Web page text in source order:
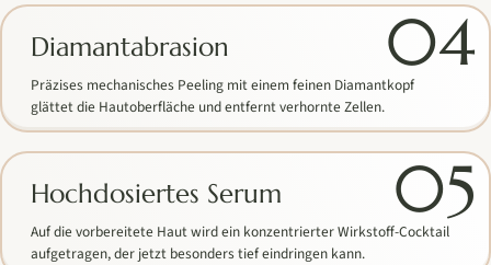
04
Diamantabrasion
Präzises mechanisches Peeling mit einem feinen Diamantkopf
glättet die Hautoberfläche und entfernt verhornte Zellen.
05
Hochdosiertes Serum
Auf die vorbereitete Haut wird ein konzentrierter Wirkstoff-Cocktail
aufgetragen, der jetzt besonders tief eindringen kann.